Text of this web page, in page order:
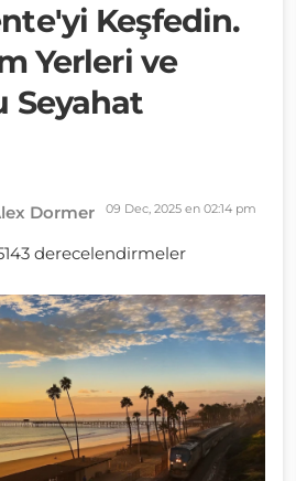
Keşfedin.
Yerleri ve
Seyahat
Dormer 09 Dec, 2025 en 02:14 pm
derecelendirmeler